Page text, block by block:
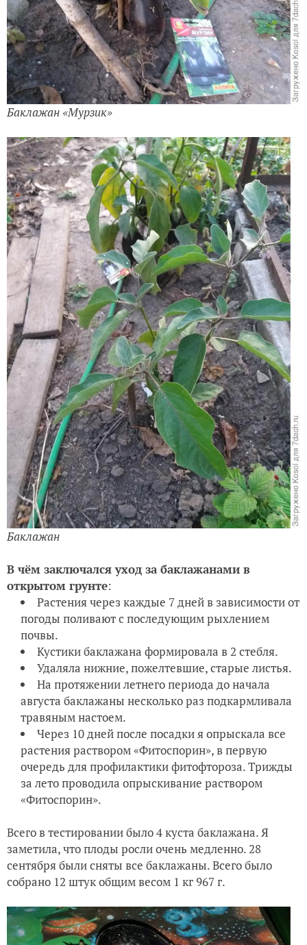
Баклажан «Мурзик»
Баклажан
В чём заключался уход за баклажанами в
открытом грунте:
Растения через каждые 7 дней в зависимости от
погоды поливают с последующим рыхлением
почвы.
Кустики баклажана формировала в 2 стебля.
Удаляла нижние, пожелтевшие, старые листья.
На протяжении летнего периода до начала
августа баклажаны несколько раз подкармливала
травяным настоем.
Через 10 дней после посадки я опрыскала все
растения раствором «Фитоспорин», в первую
очередь для профилактики фитофтороза. Трижды
за лето проводила опрыскивание раствором
«Фитоспорин».
Всего в тестировании было 4 куста баклажана. Я
заметила, что плоды росли очень медленно. 28
сентября были сняты все баклажаны. Всего было
собрано 12 штук общим весом 1 кг 967 г.